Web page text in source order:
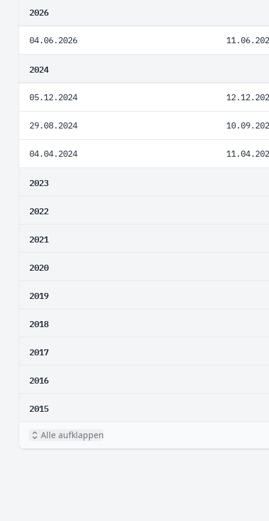
2026
04.06.2026
2024
05.12.2024
29.08.2024
04.04.2024
2023
2022
2021
2020
2019
2018
2017
2016
2015
Alle aufklappen